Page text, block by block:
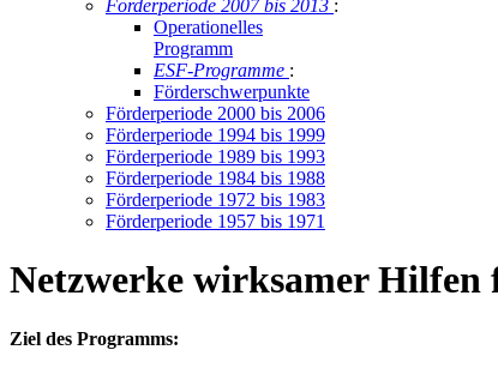
För­der­pe­ri­ode 2007 bis 2013 :
Ope­ra­tio­nel­les
Pro­gramm
ESF-Pro­gram­me :
För­der­schwer­punk­te
För­der­pe­ri­ode 2000 bis 2006
För­der­pe­ri­ode 1994 bis 1999
För­der­pe­ri­ode 1989 bis 1993
För­der­pe­ri­ode 1984 bis 1988
För­der­pe­ri­ode 1972 bis 1983
För­der­pe­ri­ode 1957 bis 1971
Netzwerke wirksamer Hilfen
Ziel des Programms: